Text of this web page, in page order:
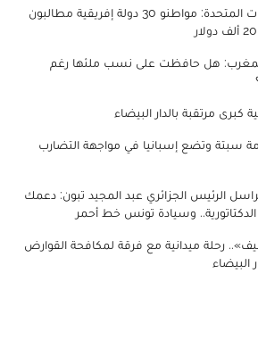
تأشيرة الدخول للولايات المتحدة: مواطنو 30 دولة إفريقية مطالبون
هل حافظت على نسب ملئها رغم
مرتقبة بالدار البيضاء
سبتة وتضع إسبانيا في مواجهة التضارب
الرئيس الجزائري عبد المجيد تبون: دعمك
وسيادة تونس خط أحمر
رحلة ميدانية مع فرقة لمكافحة القوارض
البيضاء